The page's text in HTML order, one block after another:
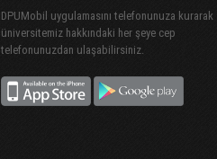
DPUMobil uygulamasını telefonunuza kurarak
üniversitemiz hakkındaki her şeye cep
telefonunuzdan ulaşabilirsiniz.